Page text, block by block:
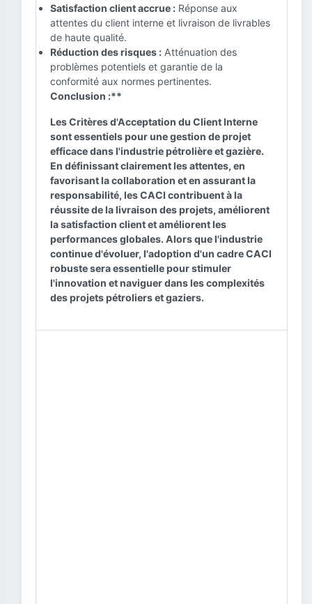
Satisfaction client accrue : Réponse aux
attentes du client interne et livraison de livrables
de haute qualité.
Réduction des risques : Atténuation des
problèmes potentiels et garantie de la
conformité aux normes pertinentes.
Conclusion :**
Les Critères d'Acceptation du Client Interne
sont essentiels pour une gestion de projet
efficace dans l'industrie pétrolière et gazière.
En définissant clairement les attentes, en
favorisant la collaboration et en assurant la
responsabilité, les CACI contribuent à la
réussite de la livraison des projets, améliorent
la satisfaction client et améliorent les
performances globales. Alors que l'industrie
continue d'évoluer, l'adoption d'un cadre CACI
robuste sera essentielle pour stimuler
l'innovation et naviguer dans les complexités
des projets pétroliers et gaziers.